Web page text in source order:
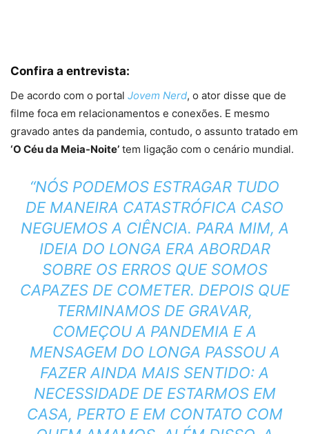
Confira a entrevista:
De acordo com o portal Jovem Nerd, o ator disse que de
filme foca em relacionamentos e conexões. E mesmo
gravado antes da pandemia, contudo, o assunto tratado em
‘O Céu da Meia-Noite’ tem ligação com o cenário mundial.
“NÓS PODEMOS ESTRAGAR TUDO
DE MANEIRA CATASTRÓFICA CASO
NEGUEMOS A CIÊNCIA. PARA MIM, A
IDEIA DO LONGA ERA ABORDAR
SOBRE OS ERROS QUE SOMOS
CAPAZES DE COMETER. DEPOIS QUE
TERMINAMOS DE GRAVAR,
COMEÇOU A PANDEMIA E A
MENSAGEM DO LONGA PASSOU A
FAZER AINDA MAIS SENTIDO: A
NECESSIDADE DE ESTARMOS EM
CASA, PERTO E EM CONTATO COM